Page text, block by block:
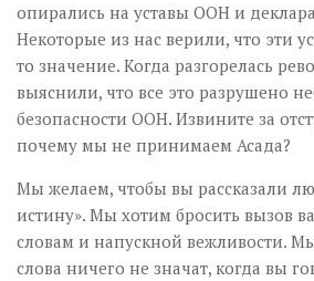
опирались на уставы ООН и
Некоторые из нас верили, что эти
то значение. Когда разгорелась
выяснили, что все это разрушено
безопасности ООН. Извините за
почему мы не принимаем Асада?
Мы желаем, чтобы вы рассказали
истину». Мы хотим бросить вызов
словам и напускной вежливости.
слова ничего не значат, когда вы